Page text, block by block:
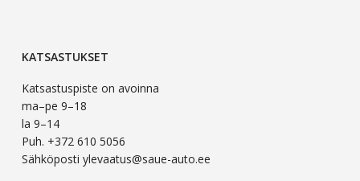
KATSASTUKSET
Katsastuspiste on avoinna
ma–pe 9–18
la 9–14
Puh. +372 610 5056
Sähköposti ylevaatus@saue-auto.ee